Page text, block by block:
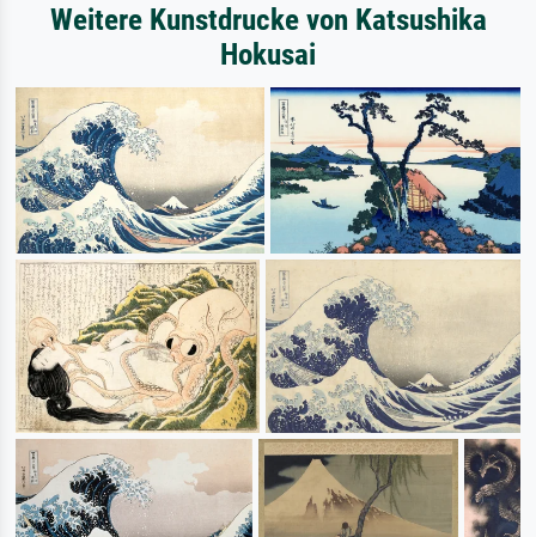
Weitere Kunstdrucke von Katsushika
Hokusai